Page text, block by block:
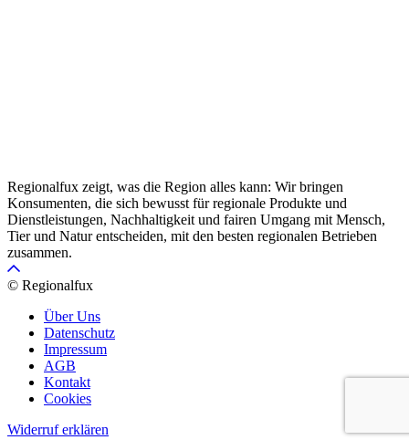
Regionalfux zeigt, was die Region alles kann: Wir bringen
Konsumenten, die sich bewusst für regionale Produkte und
Dienstleistungen, Nachhaltigkeit und fairen Umgang mit Mensch,
Tier und Natur entscheiden, mit den besten regionalen Betrieben
zusammen.
© Regionalfux
Über Uns
Datenschutz
Impressum
AGB
Kontakt
Cookies
Widerruf erklären